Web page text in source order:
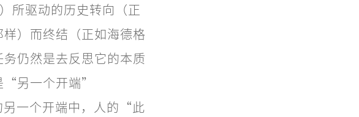
所驱动的历史转向（正
）而终结（正如海德格
仍然是去反思它的本质
“另一个开端”
另一个开端中，人的“此